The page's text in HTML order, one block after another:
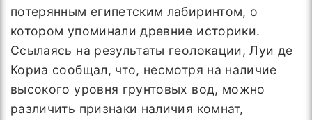
потерянным египетским лабиринтом, о
котором упоминали древние историки.
Ссылаясь на результаты геолокации, Луи де
Кориа сообщал, что, несмотря на наличие
высокого уровня грунтовых вод, можно
различить признаки наличия комнат,